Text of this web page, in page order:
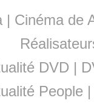
| Cinéma de
DVD |
People